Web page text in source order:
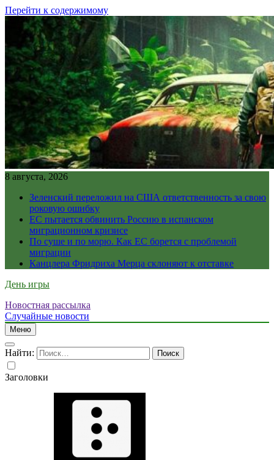
Перейти к содержимому
8 августа, 2026
Зеленский переложил на США ответственность за свою
роковую ошибку
ЕС пытается обвинить Россию в испанском
миграционном кризисе
По суше и по морю. Как ЕС борется с проблемой
миграции
Канцлера Фридриха Мерца склоняют к отставке
День игры
Новостная рассылка
Случайные новости
Меню
Найти:
Заголовки